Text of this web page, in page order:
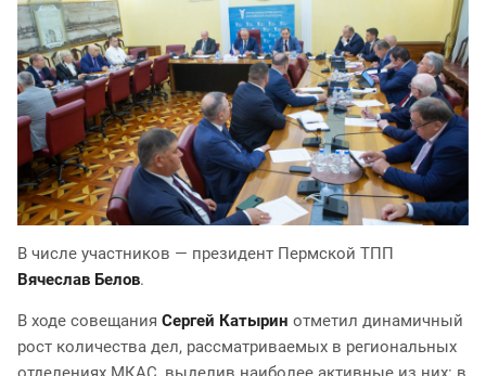
В числе участников — президент Пермской ТПП
Вячеслав Белов.
В ходе совещания Сергей Катырин отметил динамичный
рост количества дел, рассматриваемых в региональных